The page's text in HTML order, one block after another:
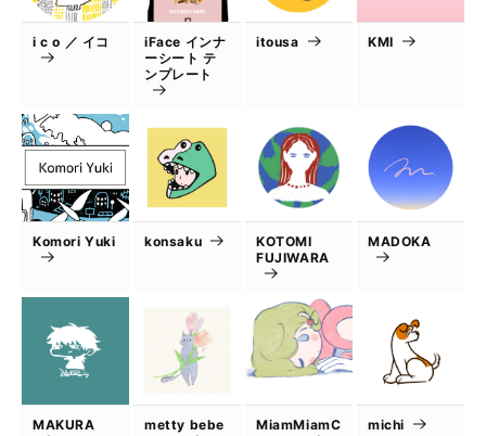
i c o ／ イコ
iFace インナ
ーシート テ
ンプレート
itousa KMI
Komori Yuki konsaku
KOTOMI
FUJIWARA
MADOKA
MAKURA
metty bebe
MiamMiamC
michi